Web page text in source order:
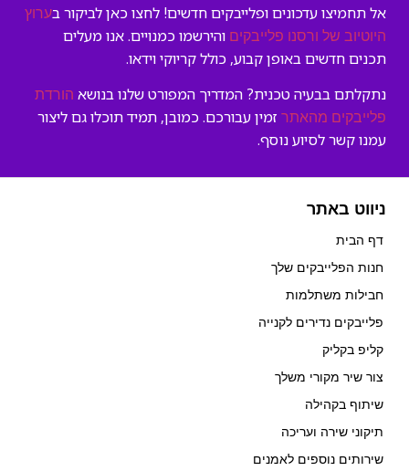
אל תחמיצו עדכונים ופלייבקים חדשים! לחצו כאן לביקור בערוץ
היוטיוב של ורסנו פלייבקים והירשמו כמנויים. אנו מעלים
תכנים חדשים באופן קבוע, כולל קריוקי וידאו.
נתקלתם בבעיה טכנית? המדריך המפורט שלנו בנושא הורדת
פלייבקים מהאתר זמין עבורכם. כמובן, תמיד תוכלו גם ליצור
עמנו קשר לסיוע נוסף.
ניווט באתר
דף הבית
חנות הפלייבקים שלך
חבילות משתלמות
פלייבקים נדירים לקנייה
קליפ בקליק
צור שיר מקורי משלך
שיתוף בקהילה
תיקוני שירה ועריכה
שירותים נוספים לאמנים